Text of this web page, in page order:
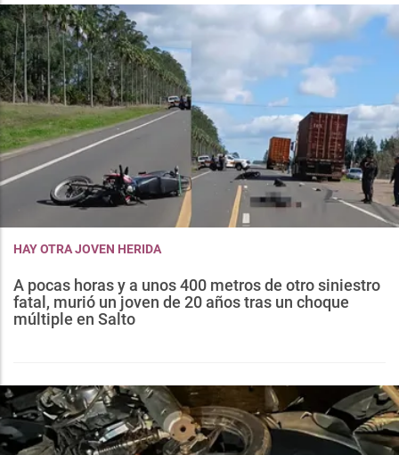
HAY OTRA JOVEN HERIDA
A pocas horas y a unos 400 metros de otro siniestro
fatal, murió un joven de 20 años tras un choque
múltiple en Salto